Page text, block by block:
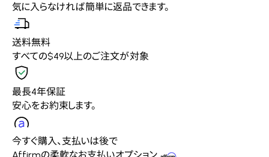
気に入らなければ簡単に返品できます。
送料無料
すべての$49以上のご注文が対象
最長4年保証
安心をお約束します。
今すぐ購入、支払いは後で